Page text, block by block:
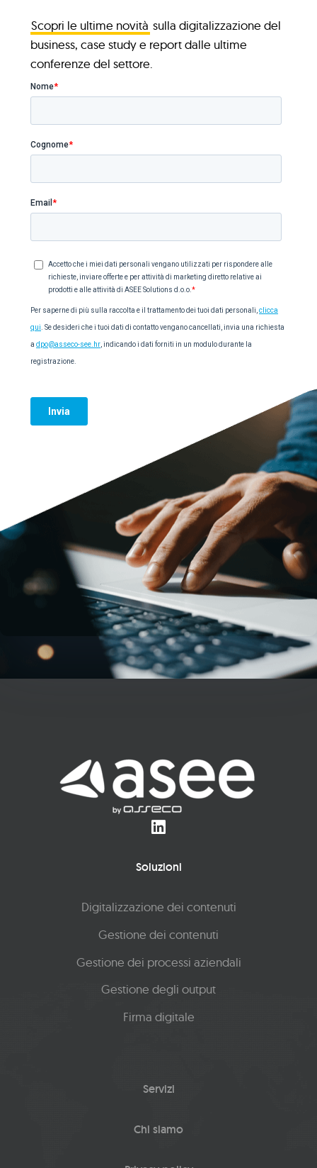
Scopri le ultime novità sulla digitalizzazione del
business, case study e report dalle ultime
conferenze del settore.
Soluzioni
Digitalizzazione dei contenuti
Gestione dei contenuti
Gestione dei processi aziendali
Gestione degli output
Firma digitale
Servizi
Chi siamo